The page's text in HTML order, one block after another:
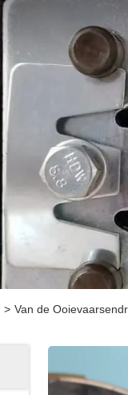
> Van de